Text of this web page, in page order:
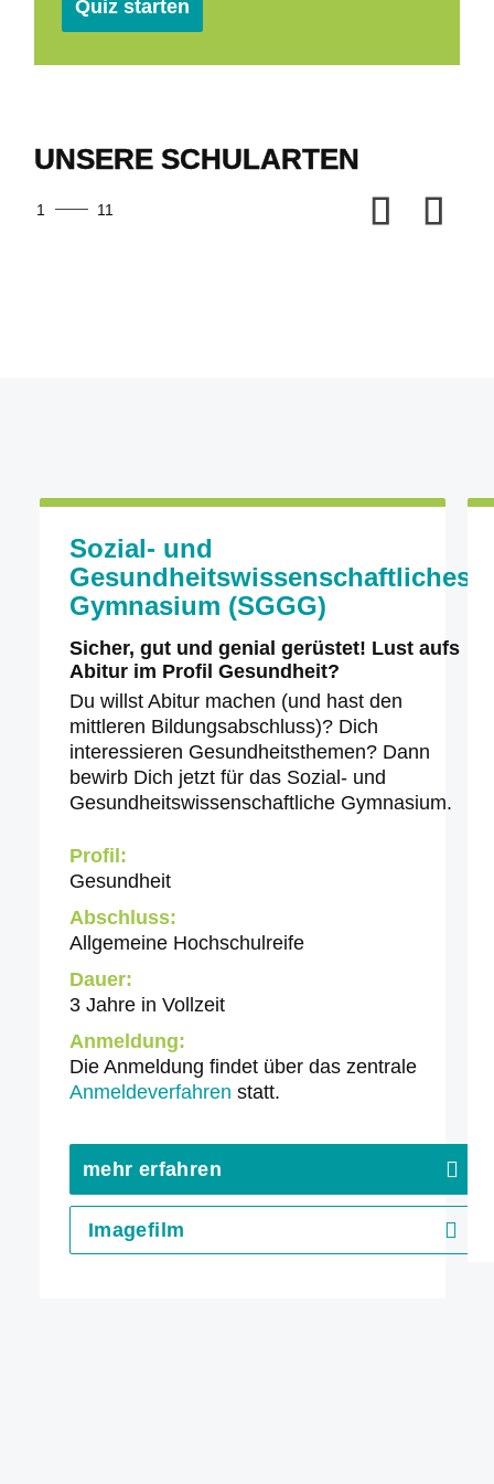
Quiz starten
UNSERE SCHULARTEN
1 11
Sozial- und
Gesundheitswissenschaftliches
Gymnasium (SGGG)
Sicher, gut und genial gerüstet! Lust aufs
Abitur im Profil Gesundheit?
Du willst Abitur machen (und hast den
mittleren Bildungsabschluss)? Dich
interessieren Gesundheitsthemen? Dann
bewirb Dich jetzt für das Sozial- und
Gesundheitswissenschaftliche Gymnasium.
Profil:
Gesundheit
Abschluss:
Allgemeine Hochschulreife
Dauer:
3 Jahre in Vollzeit
Anmeldung:
Die Anmeldung findet über das zentrale
Anmeldeverfahren statt.
mehr erfahren
Imagefilm